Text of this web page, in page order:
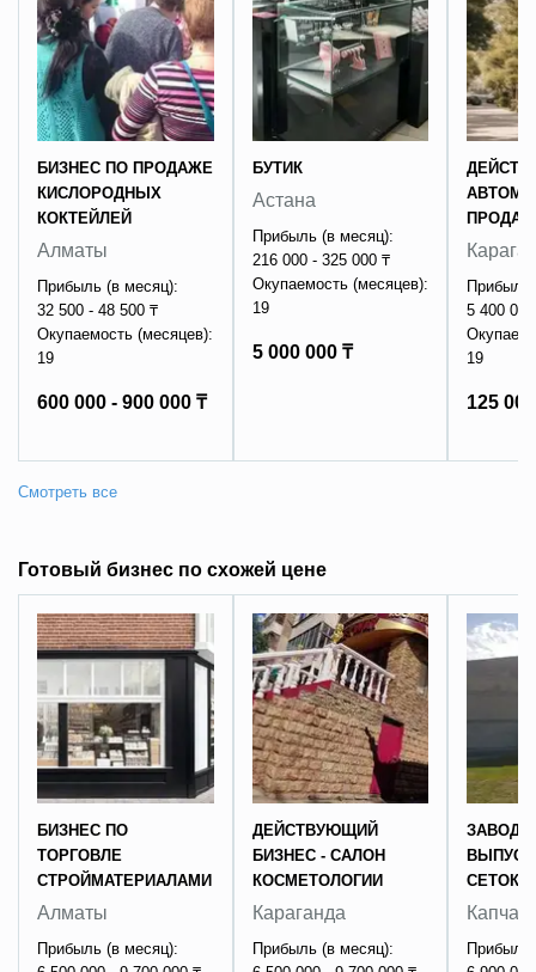
БИЗНЕС ПО ПРОДАЖЕ
КИСЛОРОДНЫХ
КОКТЕЙЛЕЙ
Алматы
Прибыль (в месяц):
32 500 - 48 500 ₸
Окупаемость (месяцев):
19
600 000 - 900 000 ₸
БУТИК
Астана
Прибыль (в месяц):
216 000 - 325 000 ₸
Окупаемость (месяцев):
19
5 000 000 ₸
Прибыль
5 400
19
125
Готовый бизнес по схожей цене
БИЗНЕС ПО
ТОРГОВЛЕ
СТРОЙМАТЕРИАЛАМИ
Алматы
Прибыль (в месяц):
ДЕЙСТВУЮЩИЙ
БИЗНЕС - САЛОН
КОСМЕТОЛОГИИ
Караганда
Прибыль (в месяц):
СЕТОК/
Прибыль